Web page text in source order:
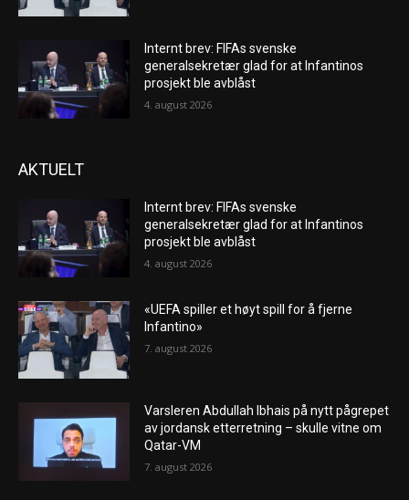
Internt brev: FIFAs svenske
generalsekretær glad for at Infantinos
prosjekt ble avblåst
4. august 2026
AKTUELT
Internt brev: FIFAs svenske
generalsekretær glad for at Infantinos
prosjekt ble avblåst
4. august 2026
«UEFA spiller et høyt spill for å fjerne
Infantino»
7. august 2026
Varsleren Abdullah Ibhais på nytt pågrepet
av jordansk etterretning – skulle vitne om
Qatar-VM
7. august 2026